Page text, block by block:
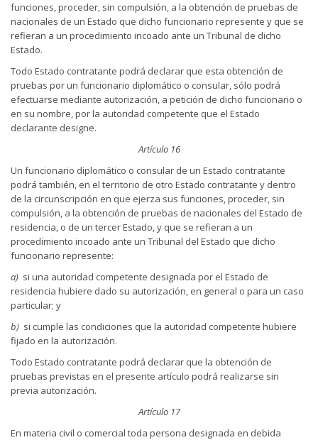
funciones, proceder, sin compulsión, a la obtención de pruebas de
nacionales de un Estado que dicho funcionario represente y que se
refieran a un procedimiento incoado ante un Tribunal de dicho
Estado.
Todo Estado contratante podrá declarar que esta obtención de
pruebas por un funcionario diplomático o consular, sólo podrá
efectuarse mediante autorización, a petición de dicho funcionario o
en su nombre, por la autoridad competente que el Estado
declarante designe.
Artículo 16
Un funcionario diplomático o consular de un Estado contratante
podrá también, en el territorio de otro Estado contratante y dentro
de la circunscripción en que ejerza sus funciones, proceder, sin
compulsión, a la obtención de pruebas de nacionales del Estado de
residencia, o de un tercer Estado, y que se refieran a un
procedimiento incoado ante un Tribunal del Estado que dicho
funcionario represente:
a) si una autoridad competente designada por el Estado de
residencia hubiere dado su autorización, en general o para un caso
particular; y
b) si cumple las condiciones que la autoridad competente hubiere
fijado en la autorización.
Todo Estado contratante podrá declarar que la obtención de
pruebas previstas en el presente artículo podrá realizarse sin
previa autorización.
Artículo 17
En materia civil o comercial toda persona designada en debida